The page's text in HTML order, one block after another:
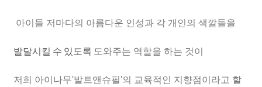
아이들 저마다의 아름다운 인성과 각 개인의 색깔들을
발달시킬 수 있도록 도와주는 역할을 하는 것이
저희 아이나무'발트앤슈필'의 교육적인 지향점이라고 할